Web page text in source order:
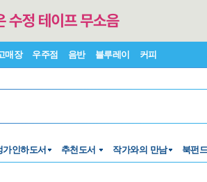
매장 우주점 음반 블루레이 커피
가인하도서 추천도서 작가와의 만남 북펀드